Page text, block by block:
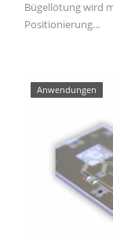
Bügellötung wird
Positionierung...
Anwendungen